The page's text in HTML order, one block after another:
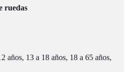
ruedas
años, 13 a 18 años, 18 a 65 años,